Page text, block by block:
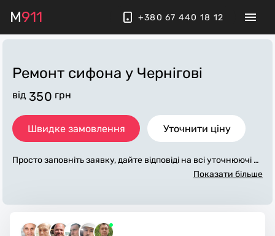
M911 +380 67 440 18 12
Ремонт сифона у Чернігові
від 350 грн
Швидке замовлення Уточнити ціну
Просто заповніть заявку, дайте відповіді на всі уточнюючі за
питання по «ремонт сифона». Ми зв'яжемося з вами протяг
вці стежать за чистотою та прибирають робоче місце.
Показати більше